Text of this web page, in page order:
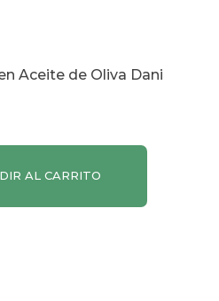
Aceite de Oliva Dani
AL CARRITO